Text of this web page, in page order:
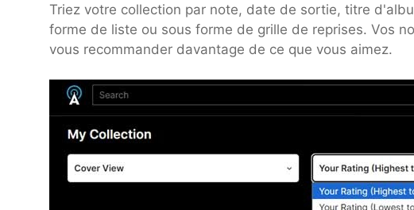
Triez votre collection par note, date de sortie, titre
forme de liste ou sous forme de grille de reprises. Vos
vous recommander davantage de ce que vous aimez.